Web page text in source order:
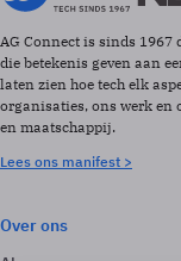
AG Connect is sinds 1967
die betekenis geven aan
laten zien hoe tech elk
organisaties, ons werk en
en maatschappij.
Lees ons manifest >
Over ons